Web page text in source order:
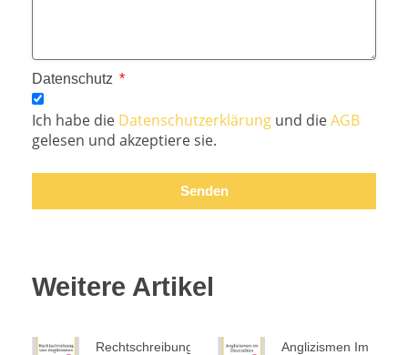
Datenschutz
Ich habe die Datenschutzerklärung und dieAGB
gelesen und akzeptiere sie.
Senden
Weitere Artikel
Rechtschreibung
Anglizismen Im